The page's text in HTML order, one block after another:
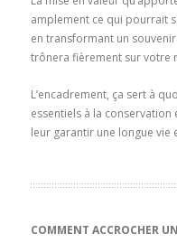
amplement ce qui pourrait
en transformant un
trônera fièrement sur votre
L’encadrement, ça sert à
essentiels à la conservation
leur garantir une longue vie
COMMENT ACCROCHER